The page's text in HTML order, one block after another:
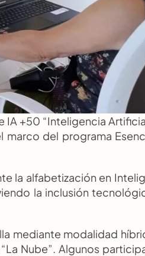
+50 “Inteligencia
del programa
la alfabetización en
la inclusión
mediante modalidad
Nube”. Algunos